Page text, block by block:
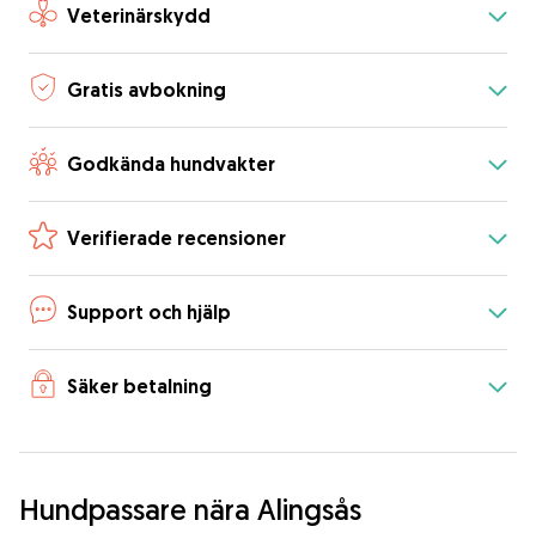
Veterinärskydd
Gratis avbokning
Godkända hundvakter
Verifierade recensioner
Support och hjälp
Säker betalning
Hundpassare nära Alingsås